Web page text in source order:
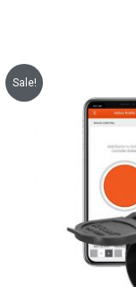
Sale!
initial
était :